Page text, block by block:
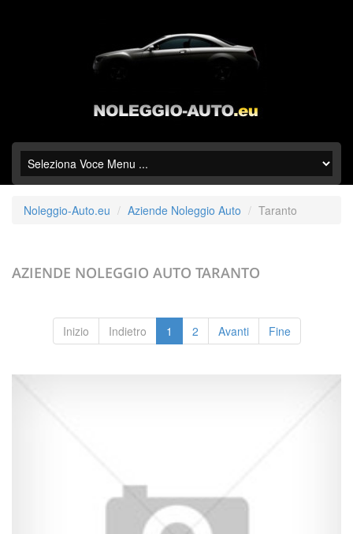
Noleggio-Auto.eu Aziende Noleggio Auto Taranto
AZIENDE NOLEGGIO AUTO TARANTO
Inizio Indietro 1 2 Avanti Fine